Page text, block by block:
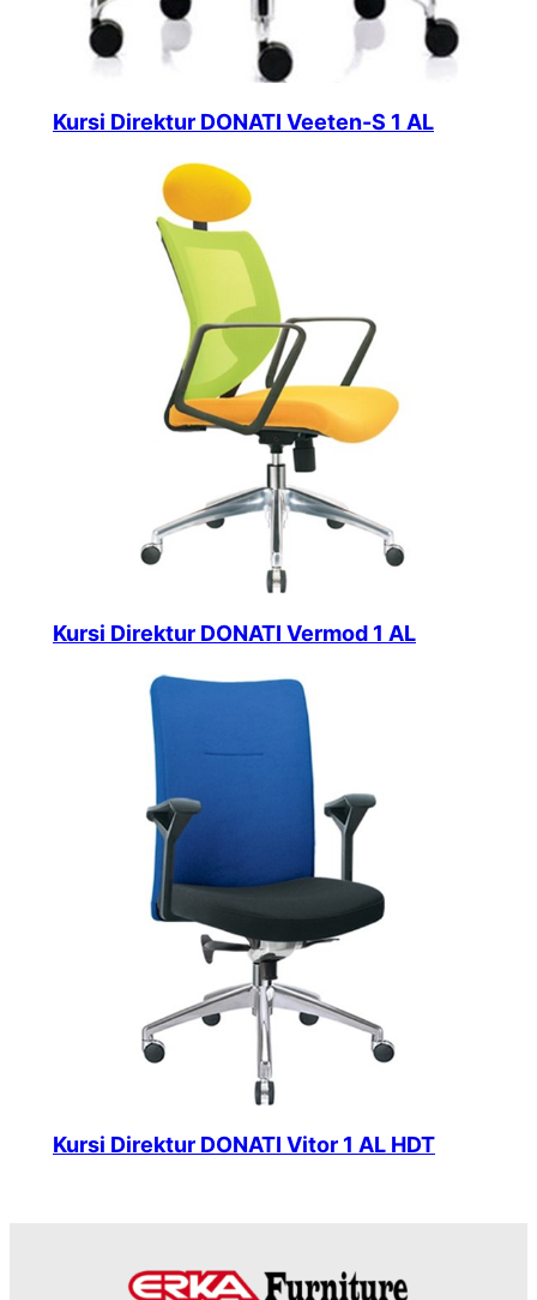
Kursi Direktur DONATI Veeten-S 1 AL
Kursi Direktur DONATI Vermod 1 AL
Kursi Direktur DONATI Vitor 1 AL HDT